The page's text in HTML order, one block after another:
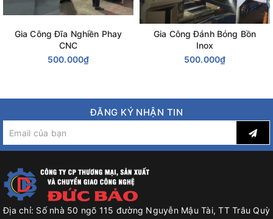
Gia Công Đĩa Nghiền Phay
CNC
500.000₫
Gia Công Đánh Bóng Bồn
Inox
500.000₫
ĐĂNG KÝ NHẬN TIN
Địa chỉ: Số nhà 50 ngõ 115 đường Nguyễn Mậu Tài, TT Trâu Quỳ